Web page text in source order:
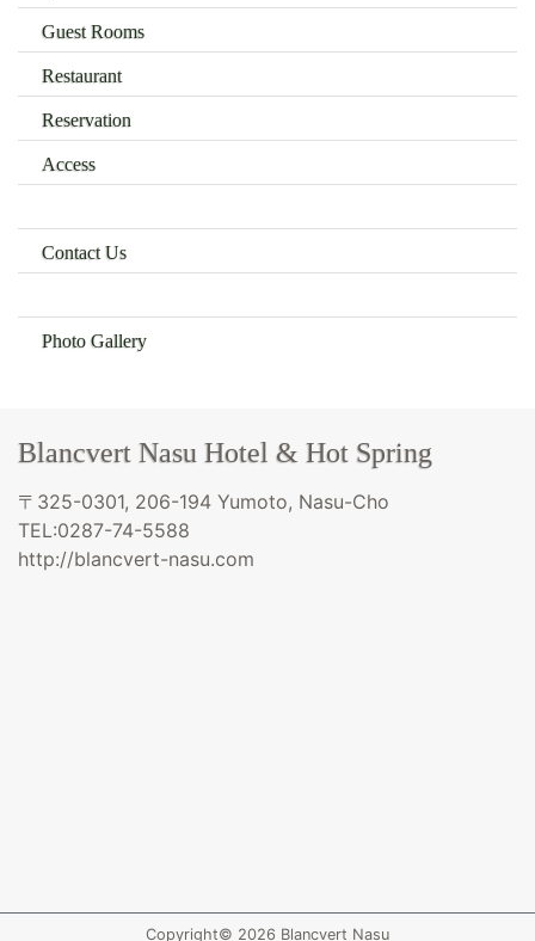
Guest Rooms
Restaurant
Reservation
Access
Contact Us
Photo Gallery
Blancvert Nasu Hotel & Hot Spring
〒325-0301, 206-194 Yumoto, Nasu-Cho
TEL:0287-74-5588
http://blancvert-nasu.com
Copyright© 2026 Blancvert Nasu